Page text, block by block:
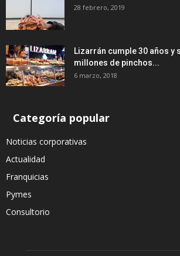
28 febrero, 2019
Lizarrán cumple 30 años y
millones de pinchos...
6 marzo, 2018
Categoría popular
Noticias corporativas
Actualidad
Franquicias
Pymes
Consultorio